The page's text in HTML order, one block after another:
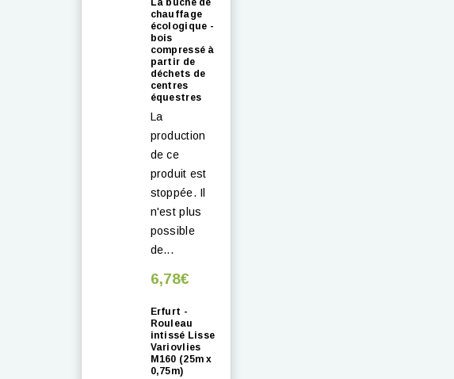
La bûche de
chauffage
écologique -
bois
compressé à
partir de
déchets de
centres
équestres
La
production
de ce
produit est
stoppée. Il
n'est plus
possible
de...
6,78€
Erfurt -
Rouleau
intissé Lisse
Variovlies
M160 (25m x
0,75m)